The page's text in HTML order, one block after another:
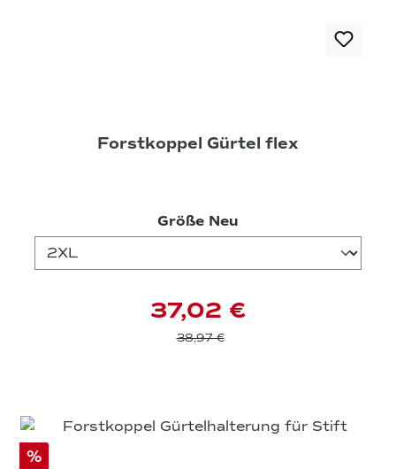
Forstkoppel Gürtel flex
Größe Neu
37,02 €
38,97 €
%